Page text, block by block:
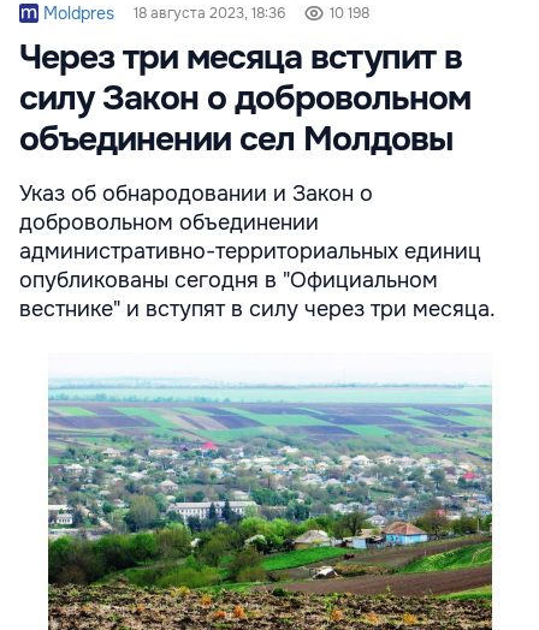
Moldpres 18 августа 2023, 18:36 10 198
Через три месяца вступит в
силу Закон о добровольном
объединении сел Молдовы
Указ об обнародовании и Закон о
добровольном объединении
административно-территориальных единиц
опубликованы сегодня в "Официальном
вестнике" и вступят в силу через три месяца.